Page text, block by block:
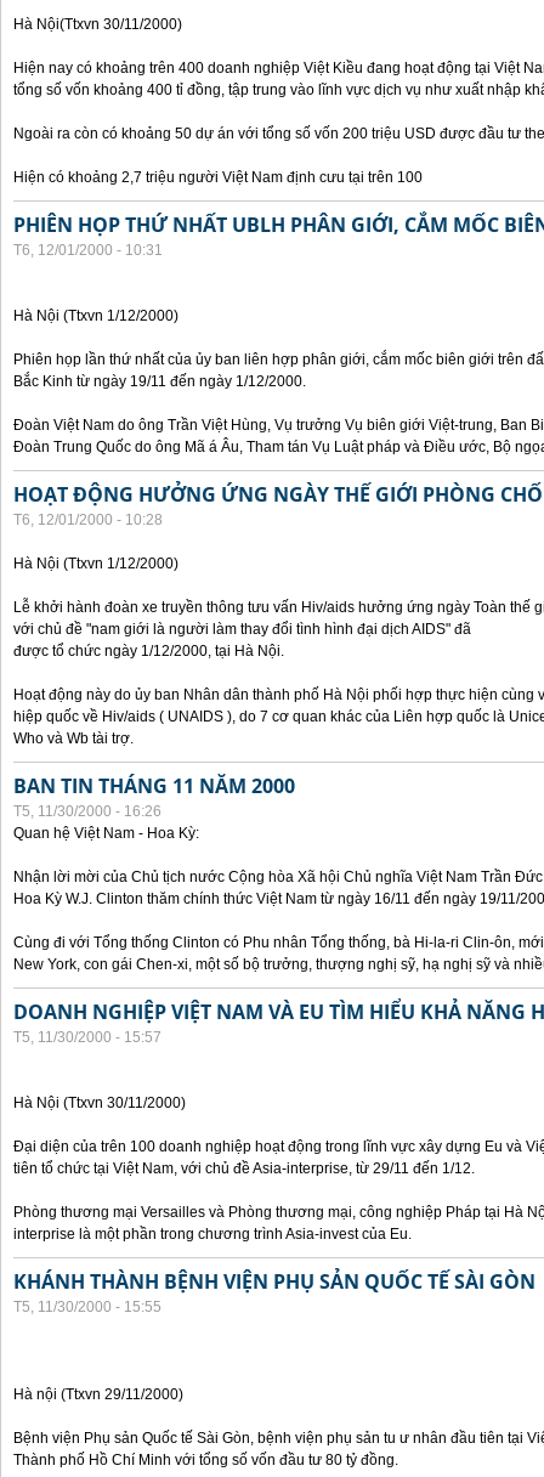
Hà Nội(Ttxvn 30/11/2000)
Hiện nay có khoảng trên 400 doanh nghiệp Việt Kiều đang hoạt động tại Việt
tổng số vốn khoảng 400 tỉ đồng, tập trung vào lĩnh vực dịch vụ như xuất nhập
Ngoài ra còn có khoảng 50 dự án với tổng số vốn 200 triệu USD được đầu tư
Hiện có khoảng 2,7 triệu người Việt Nam định cưu tại trên 100
PHIÊN HỌP THỨ NHẤT UBLH PHÂN GIỚI, CẮM MỐC
T6, 12/01/2000 - 10:31
Hà Nội (Ttxvn 1/12/2000)
Phiên họp lần thứ nhất của ủy ban liên hợp phân giới, cắm mốc biên giới trên
Bắc Kinh từ ngày 19/11 đến ngày 1/12/2000.
Đoàn Việt Nam do ông Trần Việt Hùng, Vụ trưởng Vụ biên giới Việt-trung, Ban
Đoàn Trung Quốc do ông Mã á Âu, Tham tán Vụ Luật pháp và Điều ước, Bộ
HOẠT ĐỘNG HƯỞNG ỨNG NGÀY THẾ GIỚI PHÒNG
T6, 12/01/2000 - 10:28
Hà Nội (Ttxvn 1/12/2000)
Lễ khởi hành đoàn xe truyền thông tưu vấn Hiv/aids hưởng ứng ngày Toàn thế
với chủ đề "nam giới là người làm thay đổi tình hình đại dịch AIDS" đã
được tổ chức ngày 1/12/2000, tại Hà Nội.
Hoạt động này do ủy ban Nhân dân thành phố Hà Nội phối hợp thực hiện
hiệp quốc về Hiv/aids ( UNAIDS ), do 7 cơ quan khác của Liên hợp quốc là
Who và Wb tài trợ.
BAN TIN THÁNG 11 NĂM 2000
T5, 11/30/2000 - 16:26
Quan hệ Việt Nam - Hoa Kỳ:
Nhận lời mời của Chủ tịch nước Cộng hòa Xã hội Chủ nghĩa Việt Nam Trần
Hoa Kỳ W.J. Clinton thăm chính thức Việt Nam từ ngày 16/11 đến ngày 19/11/
Cùng đi với Tổng thống Clinton có Phu nhân Tổng thống, bà Hi-la-ri Clin-ôn,
New York, con gái Chen-xi, một số bộ trưởng, thượng nghị sỹ, hạ nghị sỹ và
DOANH NGHIỆP VIỆT NAM VÀ EU TÌM HIỂU KHẢ NĂNG
T5, 11/30/2000 - 15:57
Hà Nội (Ttxvn 30/11/2000)
Đại diện của trên 100 doanh nghiệp hoạt động trong lĩnh vực xây dựng Eu và
tiên tổ chức tại Việt Nam, với chủ đề Asia-interprise, từ 29/11 đến 1/12.
Phòng thương mại Versailles và Phòng thương mại, công nghiệp Pháp tại Hà
interprise là một phần trong chương trình Asia-invest của Eu.
KHÁNH THÀNH BỆNH VIỆN PHỤ SẢN QUỐC TẾ SÀI GÒN
T5, 11/30/2000 - 15:55
Hà nội (Ttxvn 29/11/2000)
Bệnh viện Phụ sản Quốc tế Sài Gòn, bệnh viện phụ sản tu ư nhân đầu tiên tại
Thành phố Hồ Chí Minh với tổng số vốn đầu tư 80 tỷ đồng.